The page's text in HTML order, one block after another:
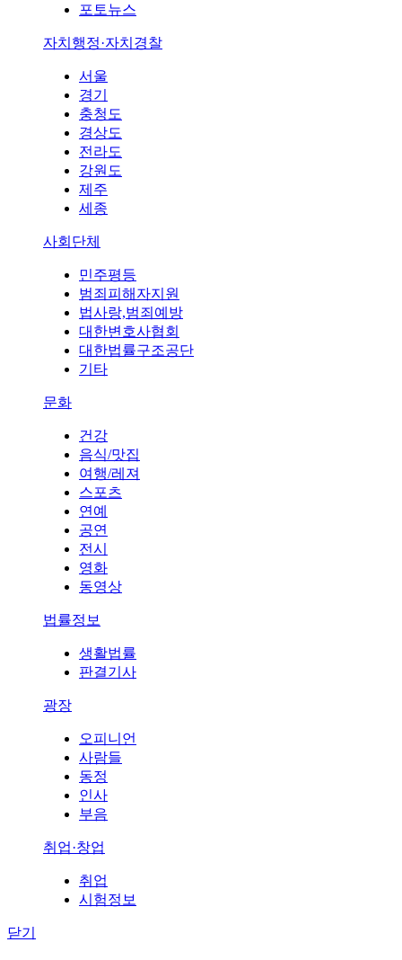
포토뉴스
자치행정·자치경찰
서울
경기
충청도
경상도
전라도
강원도
제주
세종
사회단체
민주평등
범죄피해자지원
법사랑,범죄예방
대한변호사협회
대한법률구조공단
기타
문화
건강
음식/맛집
여행/레져
스포츠
연예
공연
전시
영화
동영상
법률정보
생활법률
판결기사
광장
오피니언
사람들
동정
인사
부음
취업·창업
취업
시험정보
닫기